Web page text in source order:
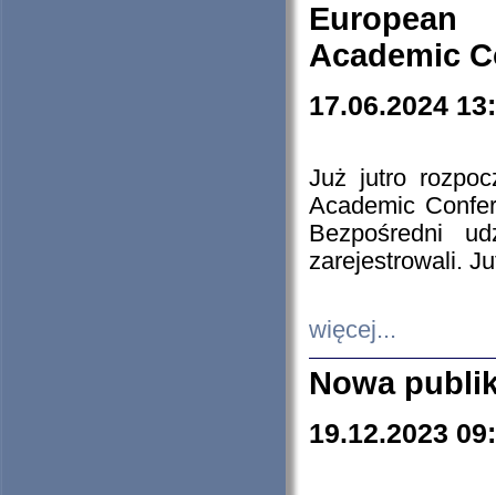
European
Academic
17.06.2024
Już jutro
Academic
Bezpośredni
zarejestrowali.
więcej...
Nowa
19.12.2023